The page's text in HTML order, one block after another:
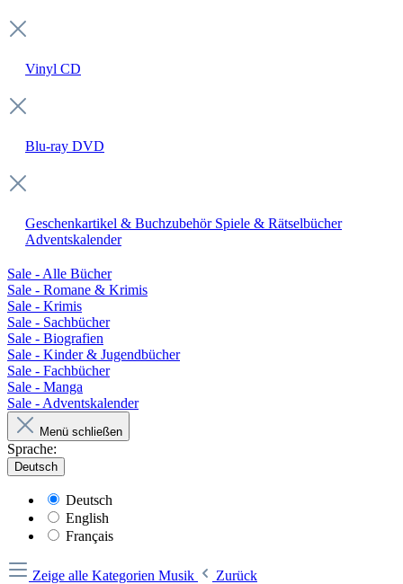
Vinyl CD
Blu-ray DVD
Geschenkartikel & Buchzubehör Spiele & Rätselbücher
Adventskalender
Sale - Alle Bücher
Sale - Romane & Krimis
Sale - Krimis
Sale - Sachbücher
Sale - Biografien
Sale - Kinder & Jugendbücher
Sale - Fachbücher
Sale - Manga
Sale - Adventskalender
Menü schließen
Sprache:
Deutsch
Deutsch
English
Français
Zeige alle Kategorien Musik
Zurück